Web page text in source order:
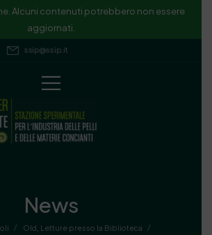
Alcuni contenuti potrebbero non essere
aggiornati.
ssip@ssip.it
News
/ Old Letture presso la Biblioteca
/